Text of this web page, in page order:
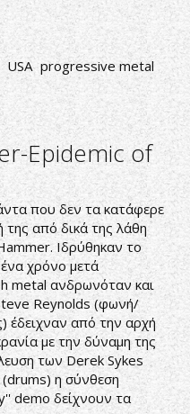
USA progressive metal
Epidemic of
που δεν τα κατάφερε
της από δικά της λάθη
Ιδρύθηκαν το
χρόνο μετά
metal ανδρωνόταν και
Reynolds (φωνή/
έδειχναν από την αρχή
με την δύναμη της
των Derek Sykes
(drums) η σύνθεση
demo δείχνουν τα